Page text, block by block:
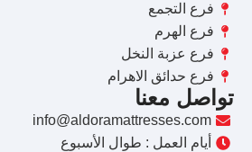
فرع التجمع
فرع الهرم
فرع عزبة النخل
فرع حدائق الاهرام
تواصل معنا
info@aldoramattresses.com
أيام العمل : طوال الأسبوع